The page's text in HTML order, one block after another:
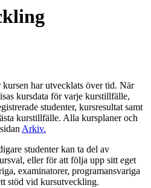
har utvecklats över tid. När
kursdata för varje kurstillfälle,
studenter, kursresultat samt
kurstillfälle. Alla kursplaner och
Arkiv.
studenter kan ta del av
eller för att följa upp sitt eget
examinatorer, programansvariga
stöd vid kursutveckling.